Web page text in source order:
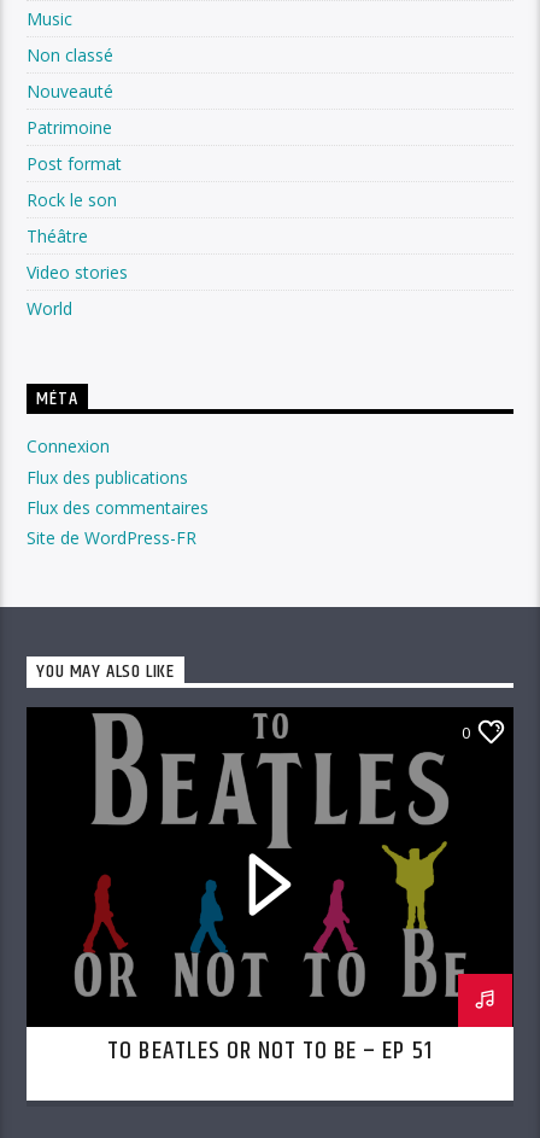
Music
Non classé
Nouveauté
Patrimoine
Post format
Rock le son
Théâtre
Video stories
World
MÉTA
Connexion
Flux des publications
Flux des commentaires
Site de WordPress-FR
YOU MAY ALSO LIKE
0
TO BEATLES OR NOT TO BE – EP 51